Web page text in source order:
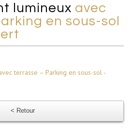
lumineux avec
en sous-sol
terrasse – Parking en sous-sol -
< Retour